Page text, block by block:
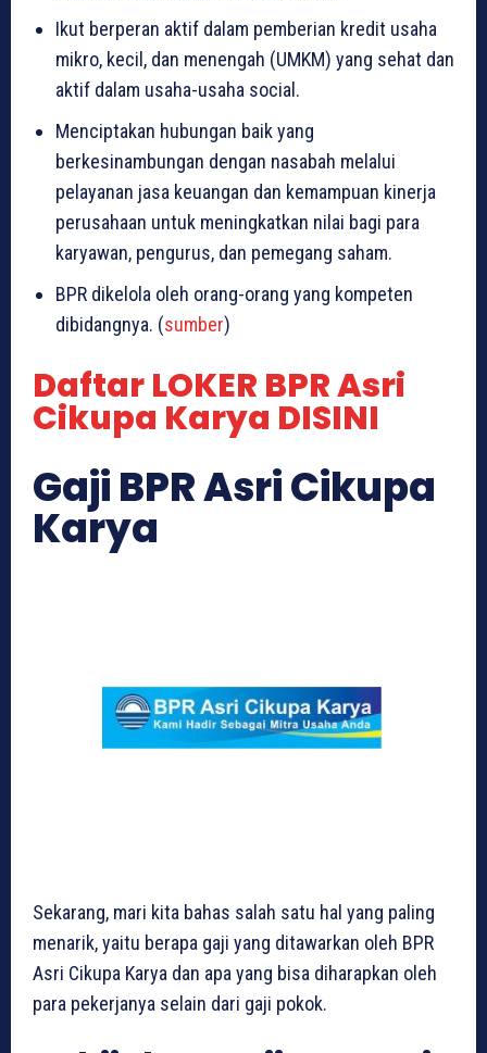
Ikut berperan aktif dalam pemberian kredit usaha
mikro, kecil, dan menengah (UMKM) yang sehat dan
aktif dalam usaha-usaha social.
Menciptakan hubungan baik yang
berkesinambungan dengan nasabah melalui
pelayanan jasa keuangan dan kemampuan kinerja
perusahaan untuk meningkatkan nilai bagi para
karyawan, pengurus, dan pemegang saham.
BPR dikelola oleh orang-orang yang kompeten
dibidangnya. (sumber)
Daftar LOKER BPR Asri
Cikupa Karya DISINI
Gaji BPR Asri Cikupa
Karya
Sekarang, mari kita bahas salah satu hal yang paling
menarik, yaitu berapa gaji yang ditawarkan oleh BPR
Asri Cikupa Karya dan apa yang bisa diharapkan oleh
para pekerjanya selain dari gaji pokok.